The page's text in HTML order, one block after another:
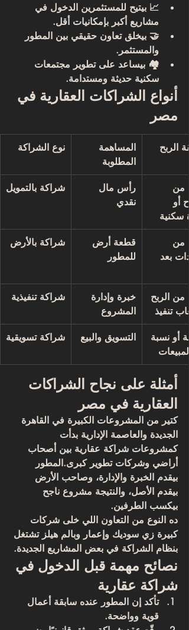
📈 بيتيح للمستثمرين الدخول في
مشاريع أكبر بإمكانيات أقل.
🤝 بيخلق تعاون حقيقي بين المطور
والمستثمر.
🏘️ بيساعد على تطوير مجتمعات
سكنية حديثة ومستدامة.
أنواع الشراكات العقارية في
مصر
نوع الشراكة
المساهمة
المطلوبة
الربح
شراكة بالتمويل
رأس مال
نقدي
من
أو
سكنية
شراكة بالأرض
قطعة أرض
للمطور
من
بعد
شراكة تنفيذية
خبرة وإدارة
المشروع
من الربح
تنفيذ
شراكة تسويقية التسويق والبيع
أو نسبة
أمثلة على نجاح الشراكات
العقارية في مصر
كتير من المشروعات الكبيرة في القاهرة
الجديدة والعاصمة الإدارية بدأت
كمشروعات شراكة عقارية بين أصحاب
أراضي وشركات تطوير كبرى.المطور
بيقدم الخبرة والإدارة، وصاحب الأرض
بيقدم الأصل، والنتيجة مشروع ناجح
بيكسب الطرفين.
ده النوع من التعاون اللي خلى شركات
كبيرة زي سوديك وإعمار وبالم هيلز تشتغل
بنظام الشراكة في بعض المشاريع الجديدة.
نصائح مهمة قبل الدخول في
شراكة عقارية
تأكد إن المطور عنده سابقة أعمال
قوية وواضحة.